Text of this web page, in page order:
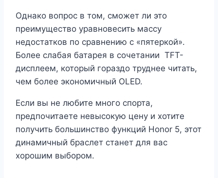
Однако вопрос в том, сможет ли это
преимущество уравновесить массу
недостатков по сравнению с «пятеркой».
Более слабая батарея в сочетании TFT-
дисплеем, который гораздо труднее читать,
чем более экономичный OLED.
Если вы не любите много спорта,
предпочитаете невысокую цену и хотите
получить большинство функций Honor 5, этот
динамичный браслет станет для вас
хорошим выбором.